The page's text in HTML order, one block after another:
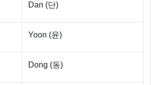
Dan (단)
Yoon (윤)
Dong (동)